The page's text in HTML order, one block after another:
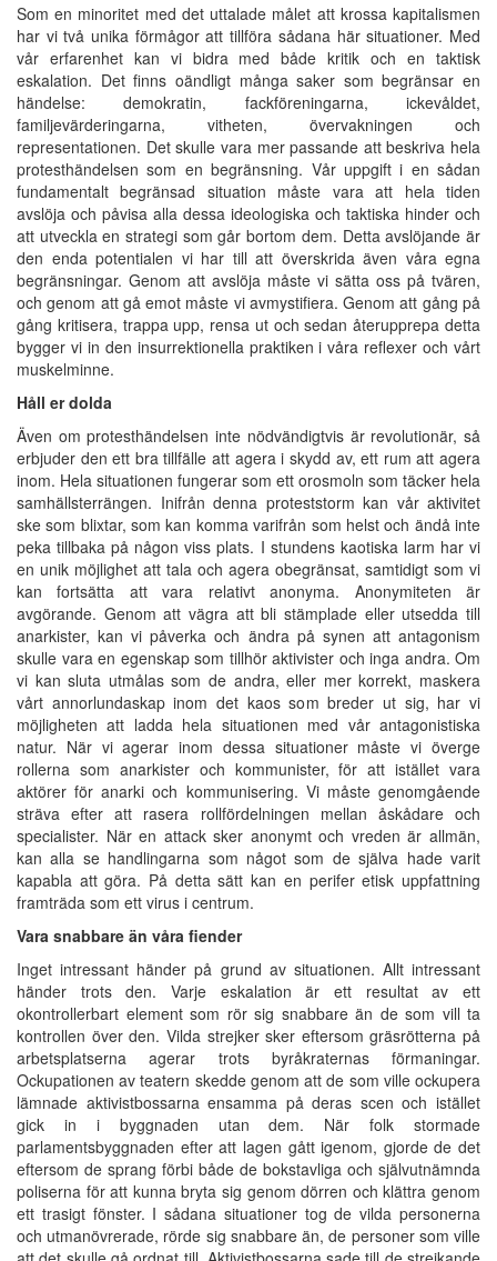
Som en minoritet med det uttalade målet att krossa kapitalismen
har vi två unika förmågor att tillföra sådana här situationer. Med
vår erfarenhet kan vi bidra med både kritik och en taktisk
eskalation. Det finns oändligt många saker som begränsar en
händelse: demokratin, fackföreningarna, ickevåldet,
familjevärderingarna, vitheten, övervakningen och
representationen. Det skulle vara mer passande att beskriva hela
protesthändelsen som en begränsning. Vår uppgift i en sådan
fundamentalt begränsad situation måste vara att hela tiden
avslöja och påvisa alla dessa ideologiska och taktiska hinder och
att utveckla en strategi som går bortom dem. Detta avslöjande är
den enda potentialen vi har till att överskrida även våra egna
begränsningar. Genom att avslöja måste vi sätta oss på tvären,
och genom att gå emot måste vi avmystifiera. Genom att gång på
gång kritisera, trappa upp, rensa ut och sedan återupprepa detta
bygger vi in den insurrektionella praktiken i våra reflexer och vårt
muskelminne.
Håll er dolda
Även om protesthändelsen inte nödvändigtvis är revolutionär, så
erbjuder den ett bra tillfälle att agera i skydd av, ett rum att agera
inom. Hela situationen fungerar som ett orosmoln som täcker hela
samhällsterrängen. Inifrån denna proteststorm kan vår aktivitet
ske som blixtar, som kan komma varifrån som helst och ändå inte
peka tillbaka på någon viss plats. I stundens kaotiska larm har vi
en unik möjlighet att tala och agera obegränsat, samtidigt som vi
kan fortsätta att vara relativt anonyma. Anonymiteten är
avgörande. Genom att vägra att bli stämplade eller utsedda till
anarkister, kan vi påverka och ändra på synen att antagonism
skulle vara en egenskap som tillhör aktivister och inga andra. Om
vi kan sluta utmålas som de andra, eller mer korrekt, maskera
vårt annorlundaskap inom det kaos som breder ut sig, har vi
möjligheten att ladda hela situationen med vår antagonistiska
natur. När vi agerar inom dessa situationer måste vi överge
rollerna som anarkister och kommunister, för att istället vara
aktörer för anarki och kommunisering. Vi måste genomgående
sträva efter att rasera rollfördelningen mellan åskådare och
specialister. När en attack sker anonymt och vreden är allmän,
kan alla se handlingarna som något som de själva hade varit
kapabla att göra. På detta sätt kan en perifer etisk uppfattning
framträda som ett virus i centrum.
Vara snabbare än våra fiender
Inget intressant händer på grund av situationen. Allt intressant
händer trots den. Varje eskalation är ett resultat av ett
okontrollerbart element som rör sig snabbare än de som vill ta
kontrollen över den. Vilda strejker sker eftersom gräsrötterna på
arbetsplatserna agerar trots byråkraternas förmaningar.
Ockupationen av teatern skedde genom att de som ville ockupera
lämnade aktivistbossarna ensamma på deras scen och istället
gick in i byggnaden utan dem. När folk stormade
parlamentsbyggnaden efter att lagen gått igenom, gjorde de det
eftersom de sprang förbi både de bokstavliga och självutnämnda
poliserna för att kunna bryta sig genom dörren och klättra genom
ett trasigt fönster. I sådana situationer tog de vilda personerna
och utmanövrerade, rörde sig snabbare än, de personer som ville